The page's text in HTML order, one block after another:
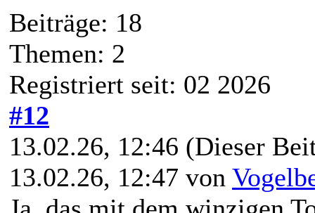
Beiträge: 18
Themen: 2
Registriert seit: 02 2026
#12
13.02.26, 12:46 (Dieser
13.02.26, 12:47 von